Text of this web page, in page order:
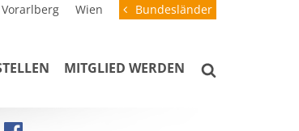
Vorarlberg Wien Bundesländer
MITGLIED WERDEN